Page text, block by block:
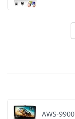
AWS-9900